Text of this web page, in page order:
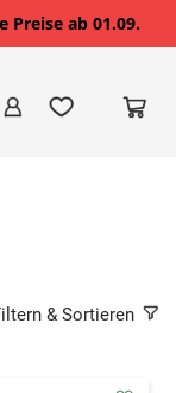
Preise ab 01.09.
& Sortieren